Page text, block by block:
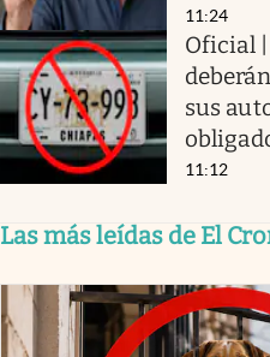
11:24
Oficial
sus
11:12
Las más leídas de El